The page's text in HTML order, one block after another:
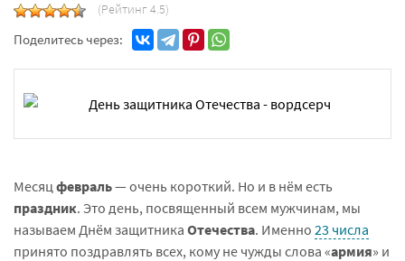
(Рейтинг 4.5)
Поделитесь через:
Месяцфевраль— очень короткий. Но и в нём есть
праздник. Это день, посвященный всем мужчинам, мы
называем Днём защитника Отечества. Именно 23 числа
принято поздравлять всех, кому не чужды слова «армия» и